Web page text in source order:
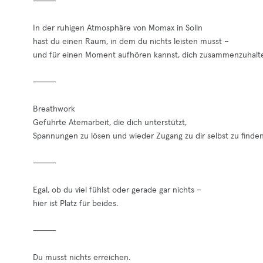
In der ruhigen Atmosphäre von Momax in Solln
hast du einen Raum, in dem du nichts leisten musst –
und für einen Moment aufhören kannst, dich
⸻
Breathwork
Geführte Atemarbeit, die dich unterstützt,
Spannungen zu lösen und wieder Zugang zu dir selbst zu
⸻
Egal, ob du viel fühlst oder gerade gar nichts –
hier ist Platz für beides.
⸻
Du musst nichts erreichen.